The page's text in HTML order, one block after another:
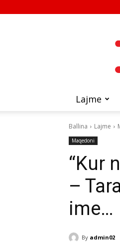
Lajme
Ballina Lajme
Maqedoni
“Kur
–
ime…
By admin02